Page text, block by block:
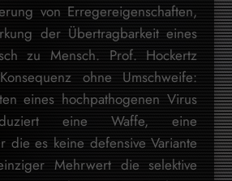
von Erregereigenschaften,
der Übertragbarkeit eines
zu Mensch. Prof. Hockertz
ohne Umschweife:
eines hochpathogenen Virus
eine Waffe, eine
die es keine defensive Variante
Mehrwert die selektive